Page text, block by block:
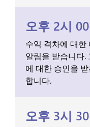
오후 2시
수익 격차에 대한
알림을 받습니다.
에 대한 승인을
합니다.
오후 3시